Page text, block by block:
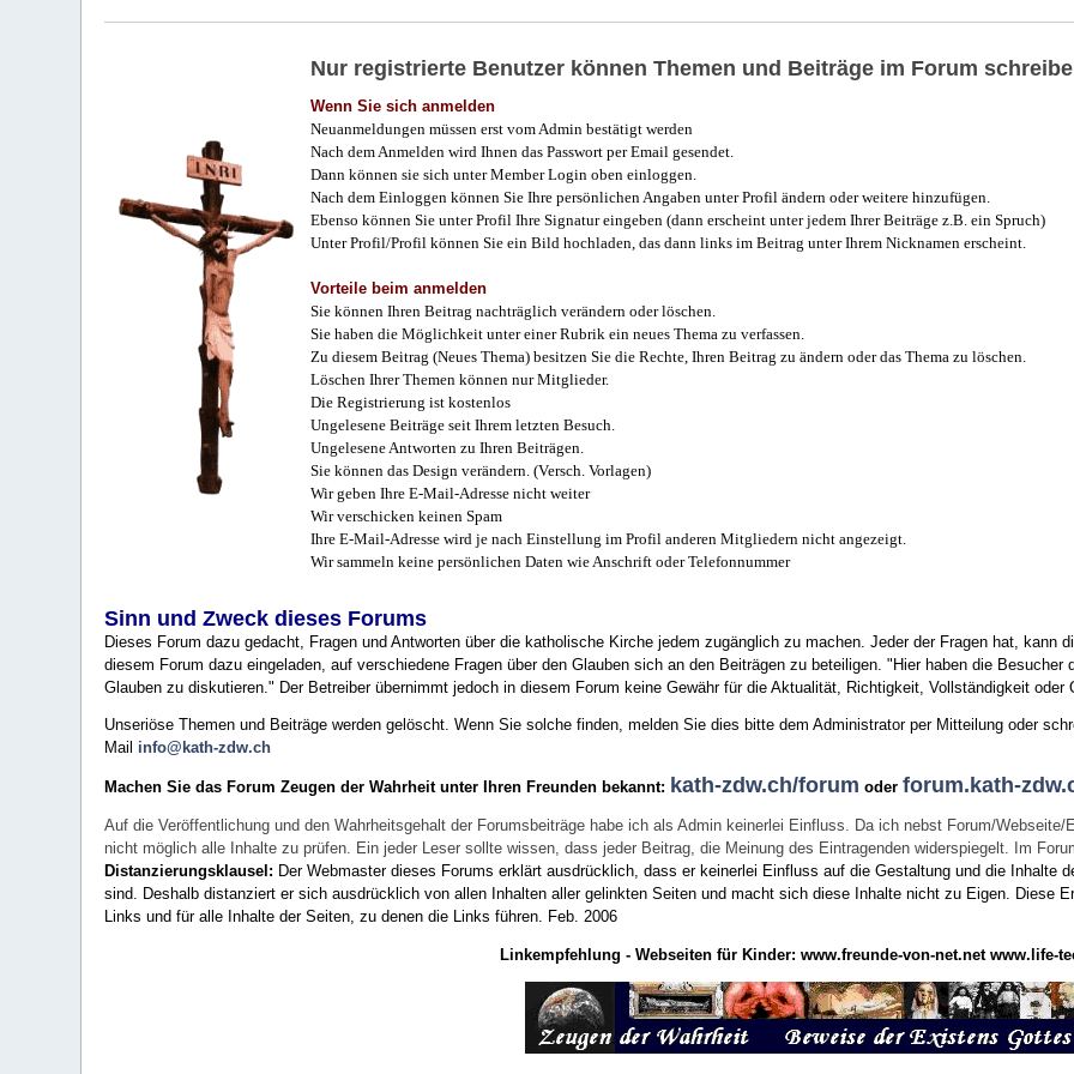
Nur registrierte Benutzer können Themen und Beiträge im Forum
Wenn Sie sich anmelden
Neuanmeldungen müssen erst vom Admin bestätigt werden
Nach dem Anmelden wird Ihnen das Passwort per Email gesendet.
Dann können sie sich unter Member Login oben einloggen.
Nach dem Einloggen können Sie Ihre persönlichen Angaben unter Profil ändern oder weitere hinzufügen.
Ebenso können Sie unter Profil Ihre Signatur eingeben (dann erscheint unter jedem Ihrer Beiträge z.B. ein Spruch)
Unter Profil/Profil können Sie ein Bild hochladen, das dann links im Beitrag unter Ihrem Nicknamen erscheint.
Vorteile beim anmelden
Sie können Ihren Beitrag nachträglich verändern oder löschen.
Sie haben die Möglichkeit unter einer Rubrik ein neues Thema zu verfassen.
Zu diesem Beitrag (Neues Thema) besitzen Sie die Rechte, Ihren Beitrag zu ändern oder das Thema zu löschen.
Löschen Ihrer Themen können nur Mitglieder.
Die Registrierung ist kostenlos
Ungelesene Beiträge seit Ihrem letzten Besuch.
Ungelesene Antworten zu Ihren Beiträgen.
Sie können das Design verändern. (Versch. Vorlagen)
Wir geben Ihre E-Mail-Adresse nicht weiter
Wir verschicken keinen Spam
Ihre E-Mail-Adresse wird je nach Einstellung im Profil anderen Mitgliedern nicht angezeigt.
Wir sammeln keine persönlichen Daten wie Anschrift oder Telefonnummer
Sinn und Zweck dieses Forums
Dieses Forum dazu gedacht, Fragen und Antworten über die katholische Kirche jedem zugänglich zu machen. Jeder der Fragen hat, kann
diesem Forum dazu eingeladen, auf verschiedene Fragen über den Glauben sich an den Beiträgen zu beteiligen. "Hier haben die
Glauben zu diskutieren." Der Betreiber übernimmt jedoch in diesem Forum keine Gewähr für die Aktualität, Richtigkeit, Vollständigkeit
Unseriöse Themen und Beiträge werden gelöscht. Wenn Sie solche finden, melden Sie dies bitte dem Administrator per Mitteilung oder
Mail info@kath-zdw.ch
Machen Sie das Forum Zeugen der Wahrheit unter Ihren Freunden bekannt: kath-zdw.ch/forum oderforum.kath-
Auf die Veröffentlichung und den Wahrheitsgehalt der Forumsbeiträge habe ich als Admin keinerlei Einfluss. Da ich nebst Forum/
nicht möglich alle Inhalte zu prüfen. Ein jeder Leser sollte wissen, dass jeder Beitrag, die Meinung des Eintragenden widerspiegelt. Im
Distanzierungsklausel: Der Webmaster dieses Forums erklärt ausdrücklich, dass er keinerlei Einfluss auf die Gestaltung und die Inhalte
sind. Deshalb distanziert er sich ausdrücklich von allen Inhalten aller gelinkten Seiten und macht sich diese Inhalte nicht zu Eigen. Diese
Links und für alle Inhalte der Seiten, zu denen die Links führen. Feb. 2006
Linkempfehlung - Webseiten für Kinder: www.freunde-von-net.net www.life-